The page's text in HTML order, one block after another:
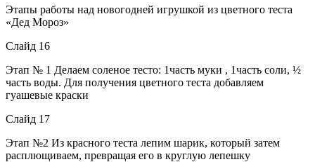
Этапы работы над новогодней игрушкой из цветного теста
«Дед Мороз»
Слайд 16
Этап № 1 Делаем соленое тесто: 1часть муки , 1часть соли, ½
часть воды. Для получения цветного теста добавляем
гуашевые краски
Слайд 17
Этап №2 Из красного теста лепим шарик, который затем
расплющиваем, превращая его в круглую лепешку